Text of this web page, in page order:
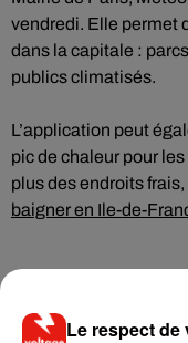
vendredi. Elle permet
dans la capitale :
publics climatisés.
L’application peut
pic de chaleur pour
plus des endroits frais,
baigner en Ile-de-
MusiqueLe respect